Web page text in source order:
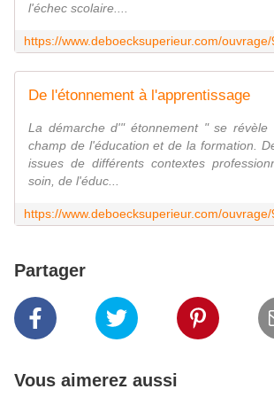
l'échec scolaire....
De l'étonnement à l'apprentissage
La démarche d'" étonnement " se révèle
champ de l'éducation et de la formation.
issues de différents contextes
soin, de l'éduc...
Partager
Vous aimerez aussi